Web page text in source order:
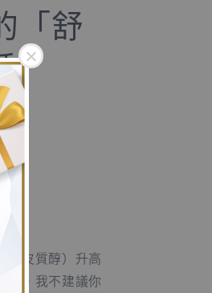
「舒
（皮質醇）升高
授，我不建議你